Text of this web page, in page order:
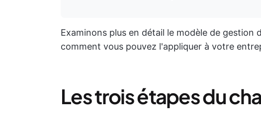
Examinons plus en détail le modèle de
comment vous pouvez l'appliquer à votre
Les trois étapes du